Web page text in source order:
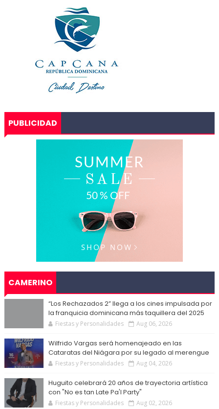
PUBLICIDAD
CAMERINO
“Los Rechazados 2” llega a los cines impulsada por
la franquicia dominicana más taquillera del 2025
Fiestas y Personalidades Aug 06, 2026
Wilfrido Vargas será homenajeado en las
Cataratas del Niágara por su legado al merengue
Fiestas y Personalidades Aug 04, 2026
Huguito celebrará 20 años de trayectoria artística
con "No es tan Late Pa'l Party"
Fiestas y Personalidades Aug 02, 2026